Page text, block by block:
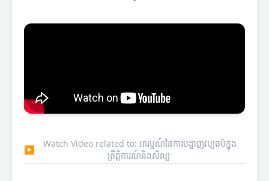
▶
Watch Video related to: អារម្មណ៍នៃការបង្ហាញវប្បធម៌ក្នុង
ព្រឹត្តិការណ៍និងសិល្បៈ